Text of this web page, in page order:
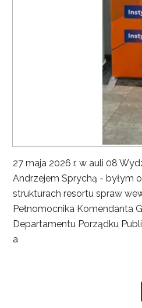
27 maja 2026 r. w auli 08
Andrzejem Sprychą - byłym
strukturach resortu spraw
Pełnomocnika Komendanta
Departamentu Porządku
a